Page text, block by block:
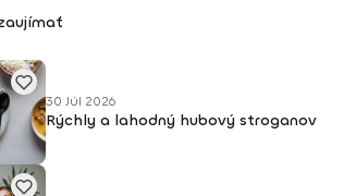
30 Júl 2026
Rýchly a lahodný hubový stroganov